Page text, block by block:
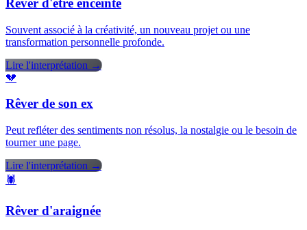
Rêver d'être enceinte
Souvent associé à la créativité, un nouveau projet ou une
transformation personnelle profonde.
Lire l'interprétation →
💔
Rêver de son ex
Peut refléter des sentiments non résolus, la nostalgie ou le besoin de
tourner une page.
Lire l'interprétation →
🕷️
Rêver d'araignée